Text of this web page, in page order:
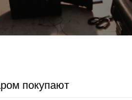
покупают